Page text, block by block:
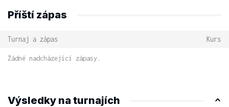
Příští zápas
Turnaj a zápas Kurs
Žádné nadcházející zápasy.
Výsledky na turnajích